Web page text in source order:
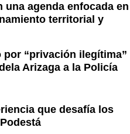
agenda enfocada en
territorial y
por “privación ilegítima”
Arizaga a la Policía
que desafía los